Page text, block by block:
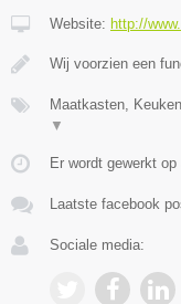
Website: http://
Wij voorzien een
Maatkasten,
▼
Er wordt gewerkt
Laatste facebook
Sociale media: